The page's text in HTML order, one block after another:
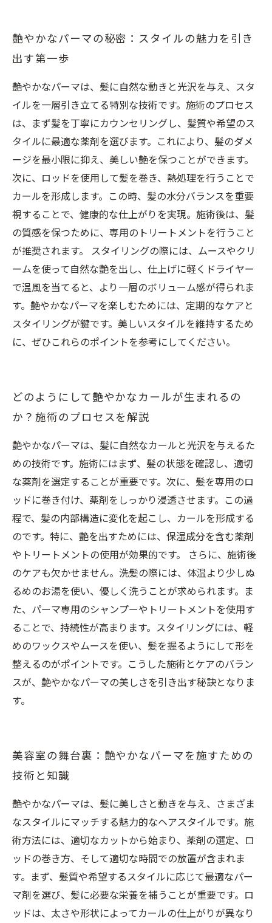
タイリングのポイント
パーマ施術後のケア方法：美しさを長持ちさせ
艶を放つヘアスタイルを楽しむためのトレンド
とアイディア
艶やかなパーマであなたの髪を変身！新たな魅
力を発見しよう
艶やかなパーマの秘密：スタイルの魅力を引き
出す第一歩
艶やかなパーマは、髪に自然な動きと光沢を与え、スタ
イルを一層引き立てる特別な技術です。施術のプロセス
は、まず髪を丁寧にカウンセリングし、髪質や希望のス
タイルに最適な薬剤を選びます。これにより、髪のダメ
ージを最小限に抑え、美しい艶を保つことができます。
次に、ロッドを使用して髪を巻き、熱処理を行うことで
カールを形成します。この時、髪の水分バランスを重要
視することで、健康的な仕上がりを実現。施術後は、髪
の質感を保つために、専用のトリートメントを行うこと
が推奨されます。 スタイリングの際には、ムースやクリ
ームを使って自然な艶を出し、仕上げに軽くドライヤー
で温風を当てると、より一層のボリューム感が得られま
す。艶やかなパーマを楽しむためには、定期的なケアと
スタイリングが鍵です。美しいスタイルを維持するため
に、ぜひこれらのポイントを参考にしてください。
どのようにして艶やかなカールが生まれるの
か？施術のプロセスを解説
艶やかなパーマは、髪に自然なカールと光沢を与えるた
めの技術です。施術にはまず、髪の状態を確認し、適切
な薬剤を選定することが重要です。次に、髪を専用のロ
ッドに巻き付け、薬剤をしっかり浸透させます。この過
程で、髪の内部構造に変化を起こし、カールを形成する
のです。特に、艶を出すためには、保湿成分を含む薬剤
やトリートメントの使用が効果的です。 さらに、施術後
のケアも欠かせません。洗髪の際には、体温より少しぬ
るめのお湯を使い、優しく洗うことが求められます。ま
た、パーマ専用のシャンプーやトリートメントを使用す
ることで、持続性が高まります。スタイリングには、軽
めのワックスやムースを使い、髪を握るようにして形を
整えるのがポイントです。こうした施術とケアのバラン
スが、艶やかなパーマの美しさを引き出す秘訣となりま
す。
美容室の舞台裏：艶やかなパーマを施すための
技術と知識
艶やかなパーマは、髪に美しさと動きを与え、さまざま
なスタイルにマッチする魅力的なヘアスタイルです。施
術方法には、適切なカットから始まり、薬剤の選定、ロ
ッドの巻き方、そして適切な時間での放置が含まれま
す。まず、髪質や希望するスタイルに応じて最適なパー
マ剤を選び、髪に必要な栄養を補うことが重要です。ロ
ッドは、太さや形状によってカールの仕上がりが異なり